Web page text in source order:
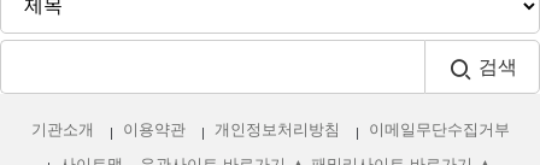
검색
기관소개 이용약관 개인정보처리방침
이메일무단수집거부